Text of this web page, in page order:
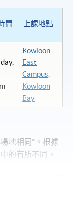
間 上課地點
Kowloon
East
Campus,
Kowloon
Bay
地相同*。根據
的有所不同。